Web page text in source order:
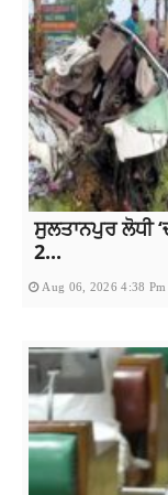
ਸੁਲਤਾਨਪੁਰ ਲੋਧੀ
2...
Aug 06, 2026 4:38 Pm